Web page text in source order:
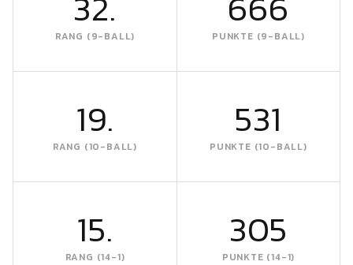
RANG (9-BALL) PUNKTE (9-BALL)
19.
RANG (10-BALL)
531
PUNKTE (10-BALL)
15.
RANG (14-1)
305
PUNKTE (14-1)